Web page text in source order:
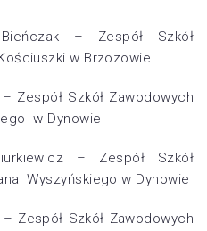
– Zespół Szkół
w Brzozowie
Zespół Szkół Zawodowych
w Dynowie
– Zespół Szkół
Wyszyńskiego w Dynowie
Zespół Szkół Zawodowych